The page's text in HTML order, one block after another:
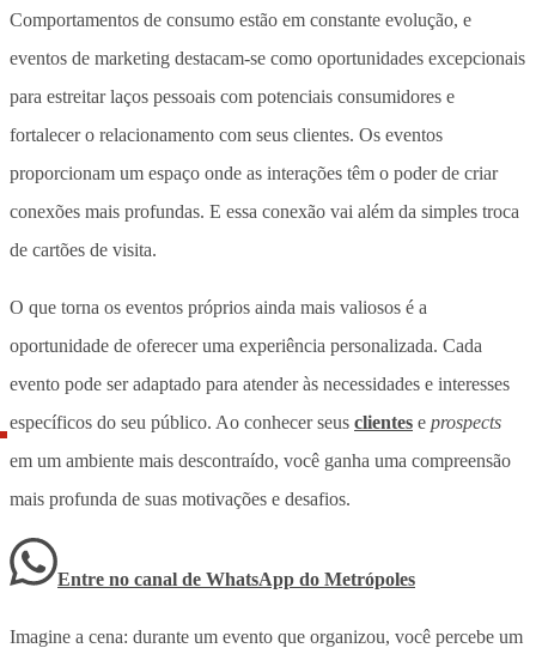
Comportamentos de consumo estão em constante evolução, e
eventos de marketing destacam-se como oportunidades excepcionais
para estreitar laços pessoais com potenciais consumidores e
fortalecer o relacionamento com seus clientes. Os eventos
proporcionam um espaço onde as interações têm o poder de criar
conexões mais profundas. E essa conexão vai além da simples troca
de cartões de visita.
O que torna os eventos próprios ainda mais valiosos é a
oportunidade de oferecer uma experiência personalizada. Cada
evento pode ser adaptado para atender às necessidades e interesses
específicos do seu público. Ao conhecer seus clientes e prospects
em um ambiente mais descontraído, você ganha uma compreensão
mais profunda de suas motivações e desafios.
Entre no canal de WhatsApp do Metrópoles
Imagine a cena: durante um evento que organizou, você percebe um